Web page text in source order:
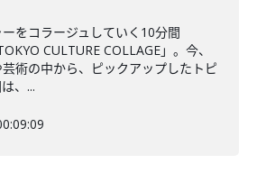
をコラージュしていく10分間
CULTURE COLLAGE」。今、
術の中から、ピックアップしたトピ
、...